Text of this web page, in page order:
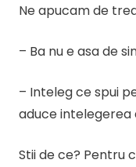
Ne apucam de
– Ba nu e asa de
– Inteleg ce spui
aduce intelegerea
Stii de ce? Pentru